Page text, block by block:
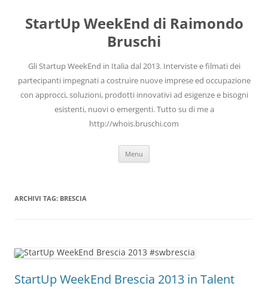
contenuto
StartUp WeekEnd di Raimondo
Bruschi
Gli Startup WeekEnd in Italia dal 2013. Interviste e filmati dei
partecipanti impegnati a costruire nuove imprese ed occupazione
con approcci, soluzioni, prodotti innovativi ad esigenze e bisogni
esistenti, nuovi o emergenti. Tutto su di me a
http://whois.bruschi.com
Menu
ARCHIVI TAG: BRESCIA
StartUp WeekEnd Brescia 2013 in Talent